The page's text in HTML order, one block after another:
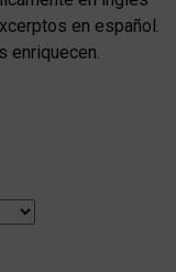
en español.
enriquecen.